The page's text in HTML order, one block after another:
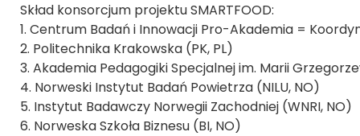
Skład konsorcjum projektu SMARTFOOD:
1. Centrum Badań i Innowacji Pro-Akademia =
2. Politechnika Krakowska (PK, PL)
3. Akademia Pedagogiki Specjalnej im. Marii
4. Norweski Instytut Badań Powietrza (NILU, NO)
5. Instytut Badawczy Norwegii Zachodniej (WNRI, NO)
6. Norweska Szkoła Biznesu (BI, NO)